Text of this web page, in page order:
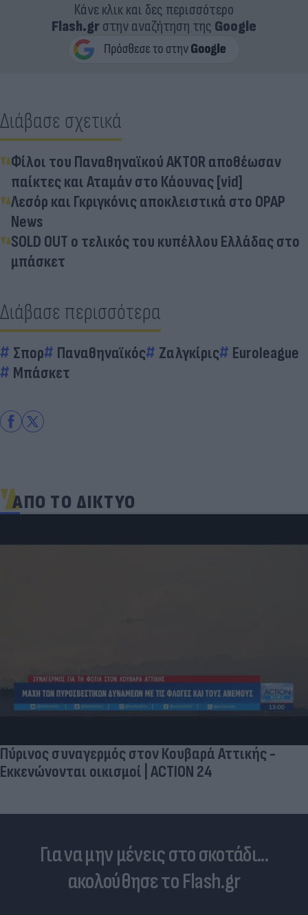
Κάνε κλικ και δες περισσότερο
Flash.grστην αναζήτηση της Google
Διάβασε σχετικά
Φίλοι του Παναθηναϊκού AKTOR αποθέωσαν
παίκτες και Αταμάν στο Κάουνας [vid]
Λεσόρ και Γκριγκόνις αποκλειστικά στο OPAP
News
SOLD OUT ο τελικός του κυπέλλου Ελλάδας στο
μπάσκετ
Διάβασε περισσότερα
Σπορ Παναθηναϊκός Ζαλγκίρις
Euroleague
Μπάσκετ
ΑΠΟ ΤΟ ΔΙΚΤΥΟ
Πύρινος συναγερμός στον Κουβαρά Αττικής -
Εκκενώνονται οικισμοί | ACTION 24
Για να μην μένεις στο σκοτάδι...
ακολούθησε το Flash.gr